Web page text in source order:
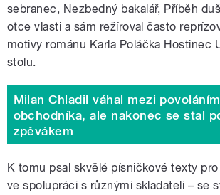
sebranec, Nezbedný bakalář, Příběh
otce vlasti a sám režíroval často
motivy románu Karla Poláčka Hostinec
stolu.
Milan Chladil váhal mezi
obchodníka, ale nakonec se stal
zpěvákem
K tomu psal skvělé písničkové texty
ve spolupráci s různými skladateli – se